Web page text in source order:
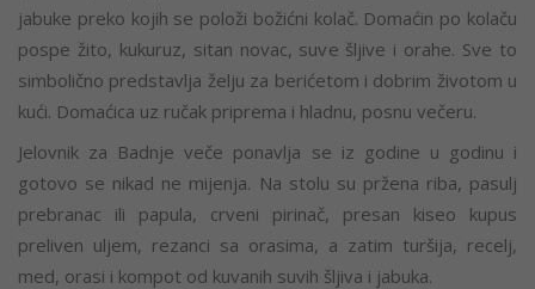
jabuke preko kojih se položi božićni kolač. Domaćin po kolaču
pospe žito, kukuruz, sitan novac, suve šljive i orahe. Sve to
simbolično predstavlja želju za berićetom i dobrim životom u
kući. Domaćica uz ručak priprema i hladnu, posnu večeru.
Jelovnik za Badnje veče ponavlja se iz godine u godinu i
gotovo se nikad ne mijenja. Na stolu su pržena riba, pasulj
prebranac ili papula, crveni pirinač, presan kiseo kupus
preliven uljem, rezanci sa orasima, a zatim turšija, recelj,
med, orasi i kompot od kuvanih suvih šljiva i jabuka.